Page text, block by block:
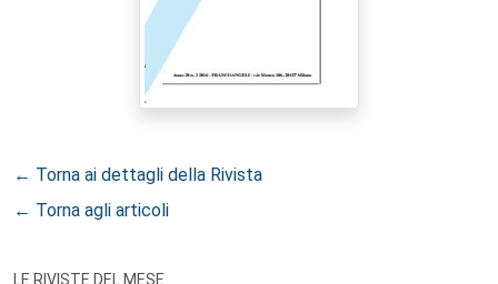
← Torna ai dettagli della Rivista
← Torna agli articoli
LE RIVISTE DEL MESE